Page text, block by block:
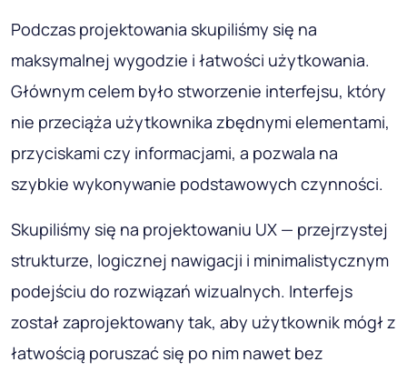
Podczas projektowania skupiliśmy się na
maksymalnej wygodzie i łatwości użytkowania.
Głównym celem było stworzenie interfejsu, który
nie przeciąża użytkownika zbędnymi elementami,
przyciskami czy informacjami, a pozwala na
szybkie wykonywanie podstawowych czynności.
Skupiliśmy się na projektowaniu UX — przejrzystej
strukturze, logicznej nawigacji i minimalistycznym
podejściu do rozwiązań wizualnych. Interfejs
został zaprojektowany tak, aby użytkownik mógł z
łatwością poruszać się po nim nawet bez